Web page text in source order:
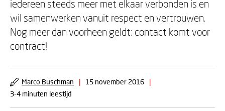
iedereen steeds meer met elkaar verbonden is en
wil samenwerken vanuit respect en vertrouwen.
Nog meer dan voorheen geldt: contact komt voor
contract!
Marco Buschman | 15 november 2016
|
3-4 minuten leestijd